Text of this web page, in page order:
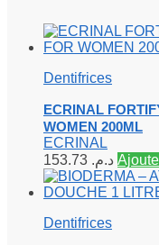
Dentifrices
ECRINAL
WOMEN 200ML
ECRINAL
د.م.
Dentifrices